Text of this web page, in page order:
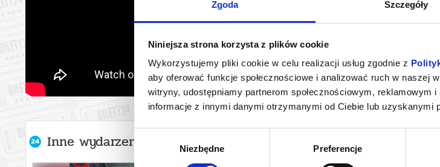
Zgoda Szczegóły
Niniejsza strona korzysta z plików cookie
Wykorzystujemy pliki cookie w celu realizacji usług zgodnie z
aby oferować funkcje społecznościowe i analizować ruch w naszej
witryny, udostępniamy partnerom społecznościowym, reklamowym
informacje z innymi danymi otrzymanymi od Ciebie lub uzyskanymi
Niezbędne Preferencje
Inne wydarzenia organizatora